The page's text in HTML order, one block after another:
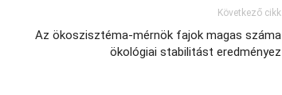
Következő cikk
Az ökoszisztéma-mérnök fajok magas száma
ökológiai stabilitást eredményez